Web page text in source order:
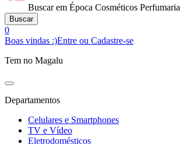
Buscar em Época Cosméticos Perfumaria
Buscar
0
Boas vindas :)Entre ou Cadastre-se
Tem no Magalu
Departamentos
Celulares e Smartphones
TV e Vídeo
Eletrodomésticos